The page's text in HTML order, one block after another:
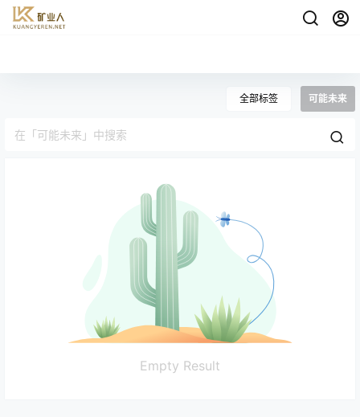
全部标签 可能未来
Empty Result